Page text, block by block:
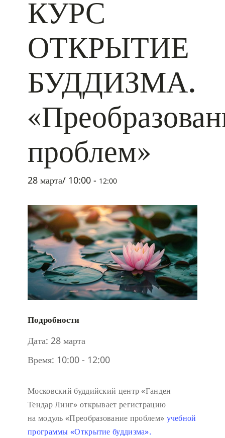
КУРС
ОТКРЫТИЕ
БУДДИЗМА.
проблем»
28 марта/ 10:00 - 12:00
Подробности
Дата: 28 марта
Время: 10:00 - 12:00
Московский буддийский центр «Ганден
Тендар Линг» открывает регистрацию
на модуль «Преобразование проблем» учебной
программы «Открытие буддизма».